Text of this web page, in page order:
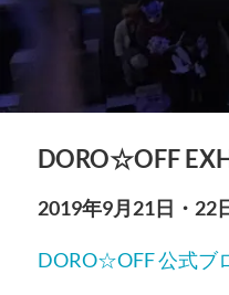
DORO☆OFF
2019年9月21日・22
DORO☆OFF 公式ブ